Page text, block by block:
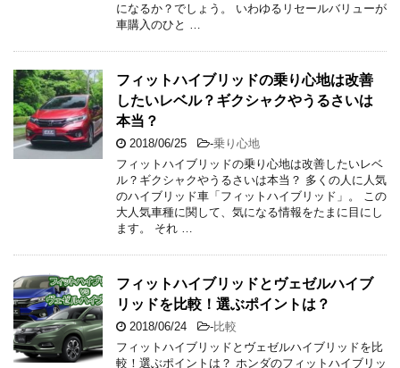
になるか？でしょう。 いわゆるリセールバリューが
車購入のひと …
フィットハイブリッドの乗り心地は改善
したいレベル？ギクシャクやうるさいは
本当？
2018/06/25 -乗り心地
フィットハイブリッドの乗り心地は改善したいレベ
ル？ギクシャクやうるさいは本当？ 多くの人に人気
のハイブリッド車「フィットハイブリッド」。 この
大人気車種に関して、気になる情報をたまに目にし
ます。 それ …
フィットハイブリッドとヴェゼルハイブ
リッドを比較！選ぶポイントは？
2018/06/24 -比較
フィットハイブリッドとヴェゼルハイブリッドを比
較！選ぶポイントは？ ホンダのフィットハイブリッ